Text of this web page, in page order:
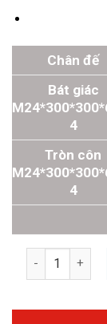
Chân đế
Bát giác
4
Tròn côn
4
Cột Đèn Cao